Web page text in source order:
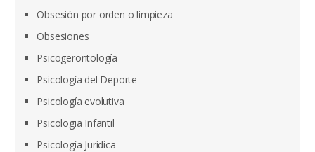
Obsesión por orden o limpieza
Obsesiones
Psicogerontología
Psicología del Deporte
Psicología evolutiva
Psicologia Infantil
Psicología Jurídica